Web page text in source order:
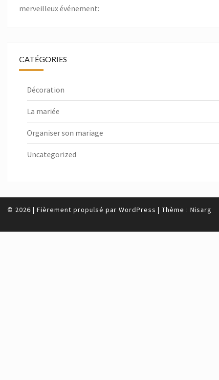
merveilleux événement:
CATÉGORIES
Décoration
La mariée
Organiser son mariage
Uncategorized
© 2026 | Fièrement propulsé par WordPress | Thème : Nisarg